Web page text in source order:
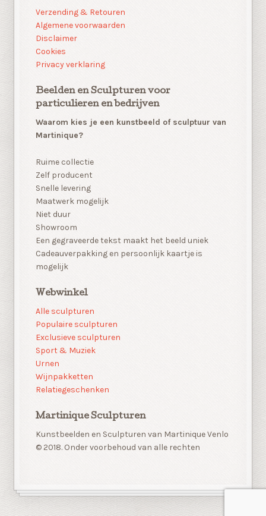
Verzending & Retouren
Algemene voorwaarden
Disclaimer
Cookies
Privacy verklaring
Beelden en Sculpturen voor
particulieren en bedrijven
Waarom kies je een kunstbeeld of sculptuur van
Martinique?
Ruime collectie
Zelf producent
Snelle levering
Maatwerk mogelijk
Niet duur
Showroom
Een gegraveerde tekst maakt het beeld uniek
Cadeauverpakking en persoonlijk kaartje is
mogelijk
Webwinkel
Alle sculpturen
Populaire sculpturen
Exclusieve sculpturen
Sport & Muziek
Urnen
Wijnpakketten
Relatiegeschenken
Martinique Sculpturen
Kunstbeelden en Sculpturen van Martinique Venlo
© 2018. Onder voorbehoud van alle rechten